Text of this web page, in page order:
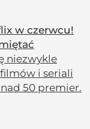
w czerwcu!
niezwykle
i seriali
50 premier.